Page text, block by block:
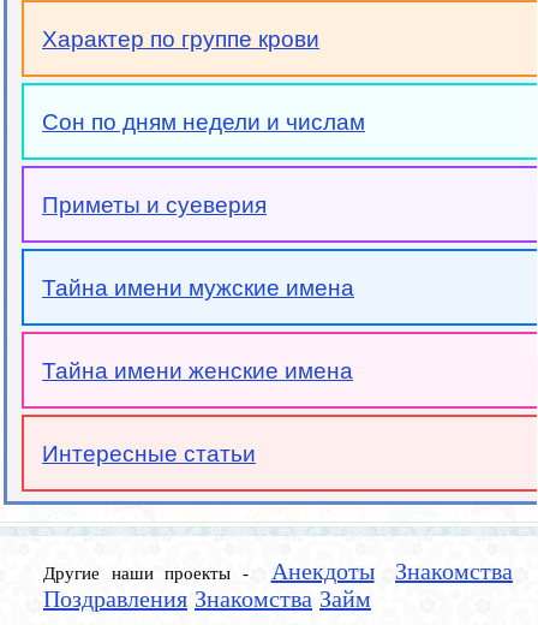
Характер по группе крови
Сон по дням недели и числам
Приметы и суеверия
Тайна имени мужские имена
Тайна имени женские имена
Интересные статьи
Другие наши проекты - Анекдоты
Знакомства
Поздравления Знакомства Займ